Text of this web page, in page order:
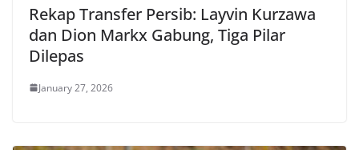
Rekap Transfer Persib: Layvin Kurzawa
dan Dion Markx Gabung, Tiga Pilar
Dilepas
January 27, 2026